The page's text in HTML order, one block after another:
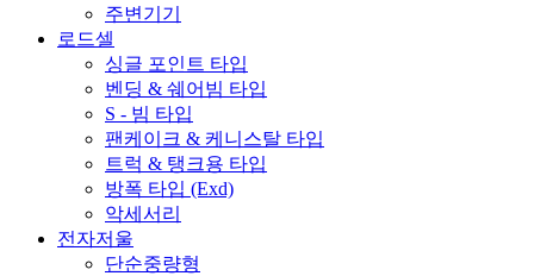
주변기기
로드셀
싱글 포인트 타입
벤딩 & 쉐어빔 타입
S - 빔 타입
팬케이크 & 케니스탈 타입
트럭 & 탱크용 타입
방폭 타입 (Exd)
악세서리
전자저울
단순중량형